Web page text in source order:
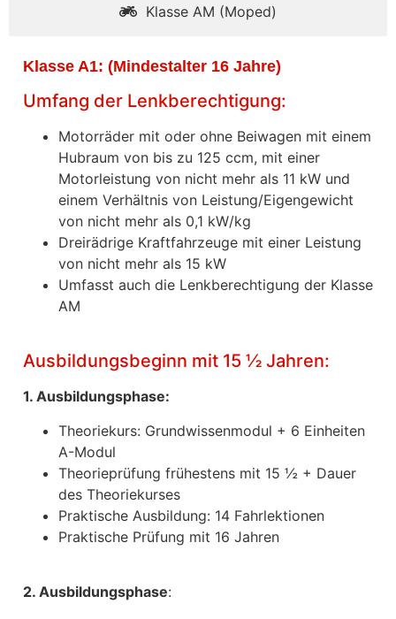
Klasse AM (Moped)
Klasse A1: (Mindestalter 16 Jahre)
Umfang der Lenkberechtigung:
Motorräder mit oder ohne Beiwagen mit einem
Hubraum von bis zu 125 ccm, mit einer
Motorleistung von nicht mehr als 11 kW und
einem Verhältnis von Leistung/Eigengewicht
von nicht mehr als 0,1 kW/kg
Dreirädrige Kraftfahrzeuge mit einer Leistung
von nicht mehr als 15 kW
Umfasst auch die Lenkberechtigung der Klasse
AM
Ausbildungsbeginn mit 15 ½ Jahren:
1. Ausbildungsphase:
Theoriekurs: Grundwissenmodul + 6 Einheiten
A-Modul
Theorieprüfung frühestens mit 15 ½ + Dauer
des Theoriekurses
Praktische Ausbildung: 14 Fahrlektionen
Praktische Prüfung mit 16 Jahren
2. Ausbildungsphase: